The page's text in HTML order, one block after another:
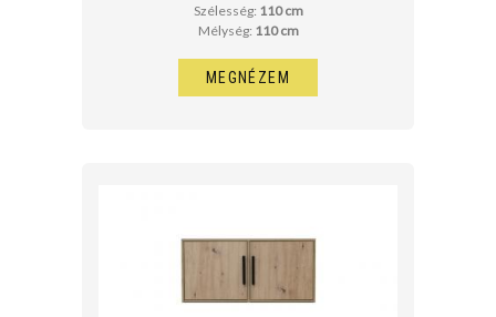
Szélesség: 110 cm
Mélység: 110 cm
MEGNÉZEM